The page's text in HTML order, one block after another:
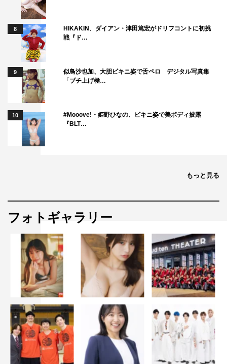
最愛の女性を亡くしてしまい、狂おしいほどの喪失感にと
らわれた男。彼はその女性をいつまでも自分のそばにおい
ておきたいと願い、亡き骸を奪い去るという暴挙にでる。
しかしそれを隠しきれない現実の中、驚くべき手段をと
る。男の願いは何か―。
「1001のバイオリン」
出演：豊川悦司 小池栄子 三浦貴大
監督：李相日（『怒り』）
福島原発の元作業員・達也は、震災のあと、家族4人で東
京に移り住んでいたが、
中、後輩の安男を連れ福島の立ち入り禁止区域へ行き、残
©TOTSU、Solid Feature、WONDERHEAD/DAIZ、
8
HIKAKIN、ダイアン・津田篤宏がドリフコントに初挑
戦『ド…
9
似鳥沙也加、大胆ビキニ姿で舌ペロ デジタル写真集
「ブチ上げ極…
10
#Mooove!・姫野ひなの、ビキニ姿で美ボディ披露
『BLT…
もっと見る
フォトギャラリー